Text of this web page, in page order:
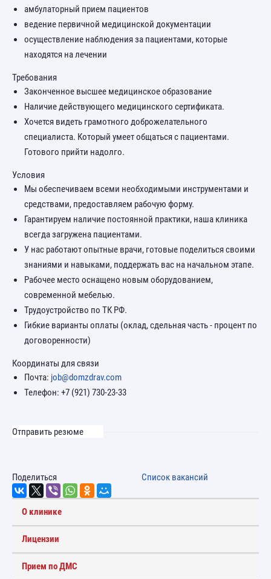
амбулаторный прием пациентов
ведение первичной медицинской документации
осуществление наблюдения за пациентами, которые
находятся на лечении
Требования
Законченное высшее медицинское образование
Наличие действующего медицинского сертификата.
Хочется видеть грамотного доброжелательного
специалиста. Который умеет общаться с пациентами.
Готового прийти надолго.
Условия
Мы обеспечиваем всеми необходимыми инструментами и
средствами, предоставляем рабочую форму.
Гарантируем наличие постоянной практики, наша клиника
всегда загружена пациентами.
У нас работают опытные врачи, готовые поделиться своими
знаниями и навыками, поддержать вас на начальном этапе.
Рабочее место оснащено новым оборудованием,
современной мебелью.
Трудоустройство по ТК РФ.
Гибкие варианты оплаты (оклад, сдельная часть - процент по
договоренности)
Координаты для связи
Почта: job@domzdrav.com
Телефон: +7 (921) 730-23-33
Отправить резюме
Поделиться Список вакансий
О клинике
Лицензии
Прием по ДМС